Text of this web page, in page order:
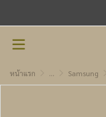
หน้าแรก ... Samsung